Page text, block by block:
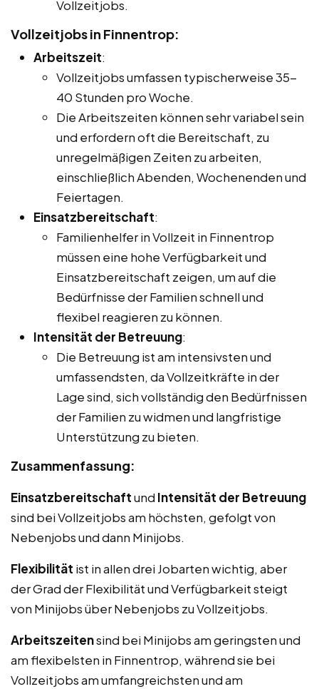
Vollzeitjobs.
Vollzeitjobs in Finnentrop:
Arbeitszeit:
Vollzeitjobs umfassen typischerweise 35-
40 Stunden pro Woche.
Die Arbeitszeiten können sehr variabel sein
und erfordern oft die Bereitschaft, zu
unregelmäßigen Zeiten zu arbeiten,
einschließlich Abenden, Wochenenden und
Feiertagen.
Einsatzbereitschaft:
Familienhelfer in Vollzeit in Finnentrop
müssen eine hohe Verfügbarkeit und
Einsatzbereitschaft zeigen, um auf die
Bedürfnisse der Familien schnell und
flexibel reagieren zu können.
Intensität der Betreuung:
Die Betreuung ist am intensivsten und
umfassendsten, da Vollzeitkräfte in der
Lage sind, sich vollständig den Bedürfnissen
der Familien zu widmen und langfristige
Unterstützung zu bieten.
Zusammenfassung:
Einsatzbereitschaftund Intensität der Betreuung
sind bei Vollzeitjobs am höchsten, gefolgt von
Nebenjobs und dann Minijobs.
Flexibilität ist in allen drei Jobarten wichtig, aber
der Grad der Flexibilität und Verfügbarkeit steigt
von Minijobs über Nebenjobs zu Vollzeitjobs.
Arbeitszeitensind bei Minijobs am geringsten und
am flexibelsten in Finnentrop, während sie bei
Vollzeitjobs am umfangreichsten und am